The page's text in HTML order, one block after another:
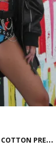
S
HORT MINI HOT PANT DE COTTON PRETO STARBORN